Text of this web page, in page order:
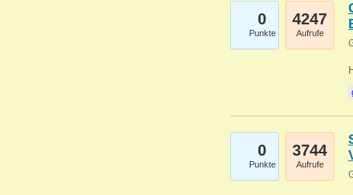
0
Punkte
4247
Aufrufe
0
Punkte
3744
Aufrufe